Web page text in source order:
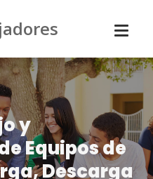
y
Equipos de
Descarga